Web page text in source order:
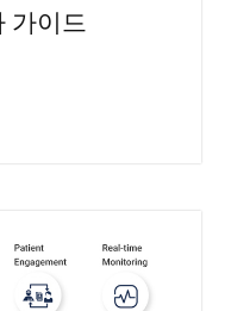
가이드